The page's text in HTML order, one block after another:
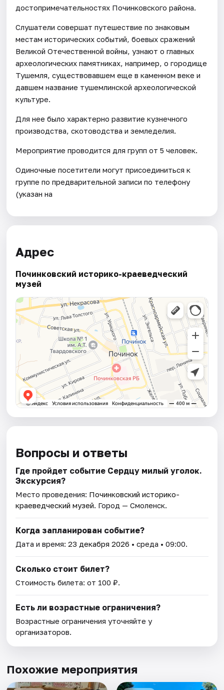
достопримечательностях Починковского района.
Слушатели совершат путешествие по знаковым
местам исторических событий, боевых сражений
Великой Отечественной войны, узнают о главных
археологических памятниках, например, о городище
Тушемля, существовавшем еще в каменном веке и
давшем название тушемлинской археологической
культуре.
Для нее было характерно развитие кузнечного
производства, скотоводства и земледелия.
Мероприятие проводится для групп от 5 человек.
Одиночные посетители могут присоединиться к
группе по предварительной записи по телефону
(указан на
Адрес
Починковский историко-краеведческий
музей
Вопросы и ответы
Где пройдет событие Сердцу милый уголок.
Экскурсия?
Место проведения: Починковский историко-
краеведческий музей. Город — Смоленск.
Когда запланирован событие?
Дата и время:23 декабря 2026 • среда • 09:00.
Сколько стоит билет?
Стоимость билета: от 100 ₽.
Есть ли возрастные ограничения?
Возрастные ограничения уточняйте у
организаторов.
Похожие мероприятия